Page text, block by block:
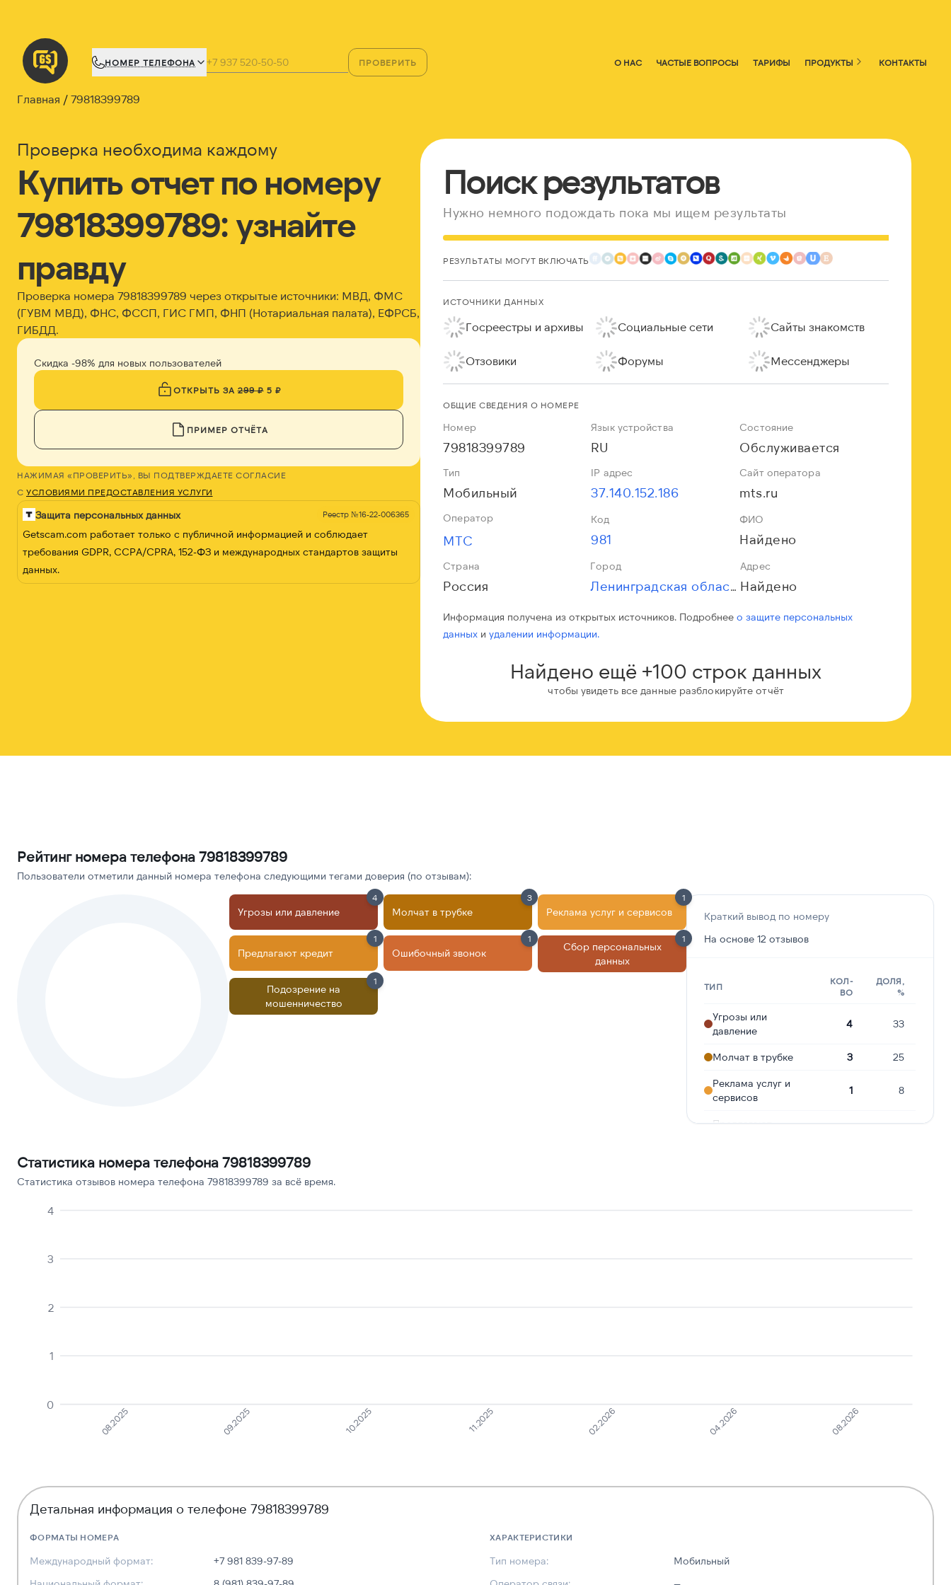
НОМЕР ТЕЛЕФОНА ПРОВЕРИТЬ О НАС ЧАСТЫЕ ВОПРОСЫ ТАРИФЫ ПРОДУКТЫ КОНТАКТЫ
Главная 79818399789
Проверка необходима каждому
Купить отчет по номеру
79818399789: узнайте
правду
Проверка номера 79818399789 через открытые источники: МВД, ФМС
(ГУВМ МВД), ФНС, ФССП, ГИС ГМП, ФНП (Нотариальная палата), ЕФРСБ,
ГИБДД.
Скидка -98% для новых пользователей
ОТКРЫТЬ ЗА299 ₽5 ₽
ПРИМЕР ОТЧЁТА
НАЖИМАЯ «ПРОВЕРИТЬ», ВЫ ПОДТВЕРЖДАЕТЕ СОГЛАСИЕ
С УСЛОВИЯМИ ПРЕДОСТАВЛЕНИЯ УСЛУГИ
Защита персональных данных Реестр №16-22-006365
Getscam.com работает только с публичной информацией и соблюдает
требования GDPR, CCPA/CPRA, 152-ФЗ и международных стандартов защиты
данных.
Поиск результатов
Нужно немного подождать пока мы ищем результаты
РЕЗУЛЬТАТЫ МОГУТ ВКЛЮЧАТЬ
ИСТОЧНИКИ ДАННЫХ
Госреестры и архивы Социальные сети Сайты знакомств
Отзовики Форумы Мессенджеры
ОБЩИЕ СВЕДЕНИЯ О НОМЕРЕ
Номер
79818399789
Язык устройства
RU
Состояние
Обслуживается
Тип
Мобильный
IP адрес
37.140.152.186
Сайт оператора
mts.ru
Оператор
МТС
Код
981
ФИО
Найдено
Страна
Россия
Город
Ленинградская область
Адрес
Найдено
Информация получена из открытых источников. Подробнеео защите персональных
данных иудалении информации.
Найдено ещё +100 строк данных
чтобы увидеть все данные разблокируйте отчёт
Рейтинг номера телефона 79818399789
Пользователи отметили данный номера телефона следующими тегами доверия (по отзывам):
Угрозы или давление
4
Молчат в трубке
3
Реклама услуг и сервисов
1
Предлагают кредит
1
Ошибочный звонок
1
Сбор персональных
данных
1
Подозрение на
мошенничество
1
Краткий вывод по номеру
На основе 12 отзывов
ТИП
КОЛ-
ВО
ДОЛЯ,
%
Угрозы или
давление
4 33
Молчат в трубке 3 25
Реклама услуг и
сервисов
1 8
Предлагают
Статистика номера телефона 79818399789
Статистика отзывов номера телефона 79818399789 за всё время.
0
1
2
3
4
08.2025 09.2025 10.2025 11.2025 02.2026 04.2026 08.2026
Детальная информация о телефоне 79818399789
ФОРМАТЫ НОМЕРА
Международный формат:
+7 981 839-97-89
ХАРАКТЕРИСТИКИ
Тип номера:
Мобильный